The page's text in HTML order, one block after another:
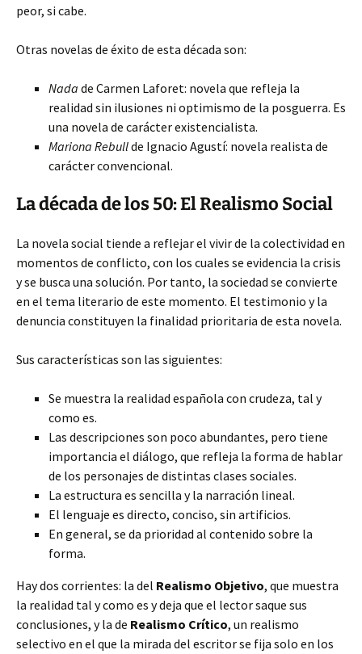
peor, si cabe.
Otras novelas de éxito de esta década son:
Nada de Carmen Laforet: novela que refleja la
realidad sin ilusiones ni optimismo de la posguerra. Es
una novela de carácter existencialista.
Mariona Rebullde Ignacio Agustí: novela realista de
carácter convencional.
La década de los 50: El Realismo Social
La novela social tiende a reflejar el vivir de la colectividad en
momentos de conflicto, con los cuales se evidencia la crisis
y se busca una solución. Por tanto, la sociedad se convierte
en el tema literario de este momento. El testimonio y la
denuncia constituyen la finalidad prioritaria de esta novela.
Sus características son las siguientes:
Se muestra la realidad española con crudeza, tal y
como es.
Las descripciones son poco abundantes, pero tiene
importancia el diálogo, que refleja la forma de hablar
de los personajes de distintas clases sociales.
La estructura es sencilla y la narración lineal.
El lenguaje es directo, conciso, sin artificios.
En general, se da prioridad al contenido sobre la
forma.
Hay dos corrientes: la del Realismo Objetivo, que muestra
la realidad tal y como es y deja que el lector saque sus
conclusiones, y la de Realismo Crítico, un realismo
selectivo en el que la mirada del escritor se fija solo en los